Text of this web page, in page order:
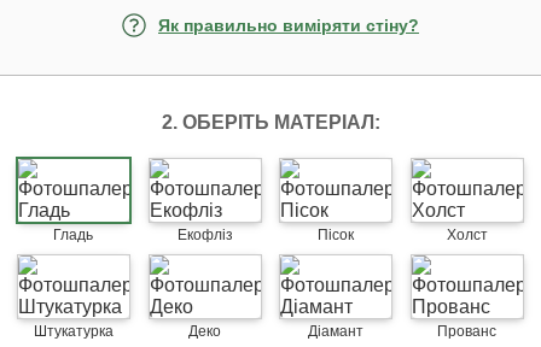
Як правильно виміряти стіну?
2. ОБЕРІТЬ МАТЕРІАЛ:
Гладь Екофліз Пісок Холст
Штукатурка Деко Діамант Прованс